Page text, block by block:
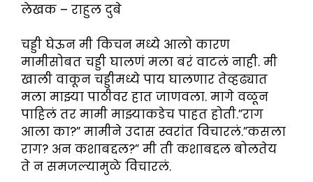
लेखक – राहुल दुबे
चड्डी घेऊन मी किचन मध्ये आलो कारण
मामीसोबत चड्डी घालणं मला बरं वाटलं नाही. मी
खाली वाकून चड्डीमध्ये पाय घालणार तेव्हढ्यात
मला माझ्या पाठीवर हात जाणवला. मागे वळून
पाहिलं तर मामी माझ्याकडेच पाहत होती.”राग
आला का?” मामीने उदास स्वरांत विचारलं.”कसला
राग? अन कशाबद्दल?” मी ती कशाबद्दल बोलतेय
ते न समजल्यामुळे विचारलं.